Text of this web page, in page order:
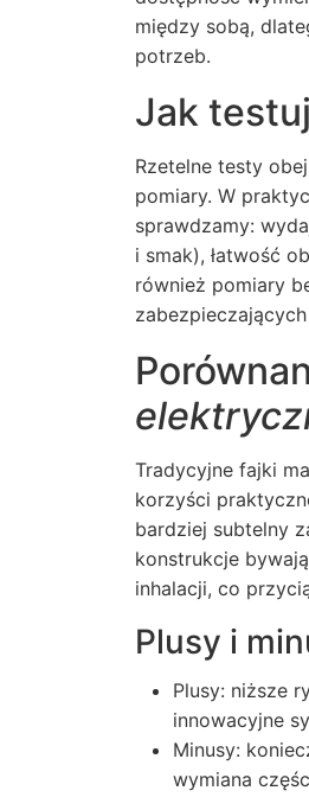
między sobą,
potrzeb.
Jak
Rzetelne testy
pomiary. W
sprawdzamy:
i smak), łatwość
również pomiary
Tradycyjne fajki
korzyści
bardziej subtelny
konstrukcje
inhalacji, co
Plusy i
Plusy: niższe
innowacyjne
Minusy:
wymiana